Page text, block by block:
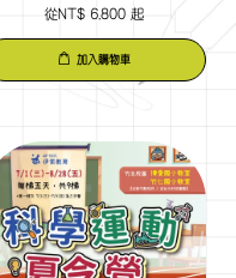
從NT$ 6,800起
加入購物車